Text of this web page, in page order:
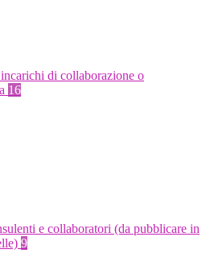
di collaborazione o
16
e collaboratori (da pubblicare in
9